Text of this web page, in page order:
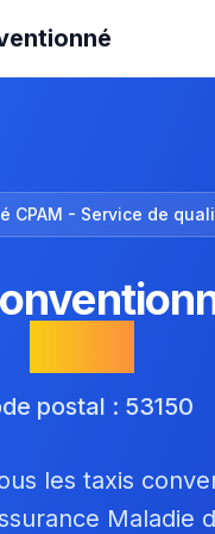
CPAM - Service de
postal : 53150
les taxis
Maladie